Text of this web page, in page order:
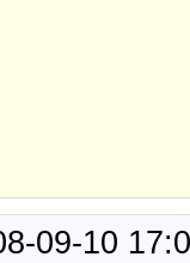
09-10